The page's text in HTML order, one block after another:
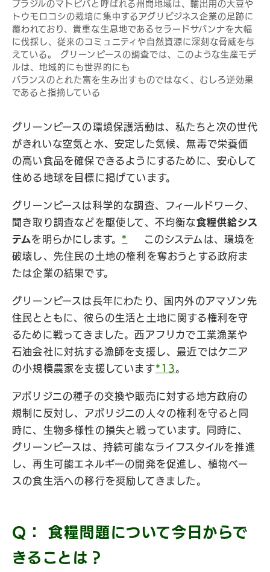
ブラジルのマトピバと呼ばれる州間地域は、輸出用の大豆や
トウモロコシの栽培に集中するアグリビジネス企業の足跡に
覆われており、貴重な生息地であるセラードサバンナを大幅
に伐採し、従来のコミュニティや自然資源に深刻な脅威を与
えている。 グリーンピースの調査では、このような生産モデ
ルは、地域的にも世界的にも
バランスのとれた富を生み出すものではなく、むしろ逆効果
であると指摘している
グリーンピースの環境保護活動は、私たちと次の世代
がきれいな空気と水、安定した気候、無毒で栄養価
の高い食品を確保できるようにするために、安心して
住める地球を目標に掲げています。
グリーンピースは科学的な調査、フィールドワーク、
聞き取り調査などを駆使して、不均衡な食糧供給シス
テムを明らかにします。 *
このシステムは、環境を
破壊し、先住民の土地の権利を奪おうとする政府ま
たは企業の結果です。
グリーンピースは長年にわたり、国内外のアマゾン先
住民とともに、彼らの生活と土地に関する権利を守
るために戦ってきました。西アフリカで工業漁業や
石油会社に対抗する漁師を支援し、最近ではケニア
の小規模農家を支援しています*13。
アボリジニの種子の交換や販売に対する地方政府の
規制に反対し、アボリジニの人々の権利を守ると同
時に、生物多様性の損失と戦っています。同時に、
グリーンピースは、持続可能なライフスタイルを推進
し、再生可能エネルギーの開発を促進し、植物ベー
スの食生活への移行を奨励してきました。
Q： 食糧問題について今日からで
きることは？